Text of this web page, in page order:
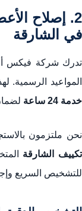
في الشارقة
تدرك شركة فيكس
المواعيد الرسمية.
خدمة 24 ساعة
نحن ملتزمون
تكييف الشارقة
للتشخيص السريع